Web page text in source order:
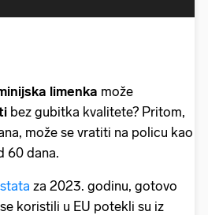
limenka može
bez gubitka kvalitete? Pritom,
može se vratiti na policu kao
60 dana.
za 2023. godinu, gotovo
koristili u EU potekli su iz